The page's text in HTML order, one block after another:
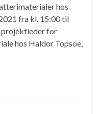
hos
fra kl. 15:00 til
projektleder for
hos Haldor Topsoe,